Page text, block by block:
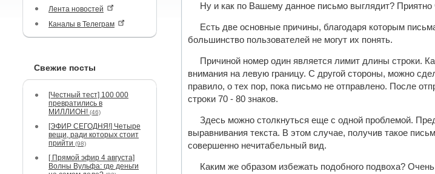
Лента новостей
Каналы в Телеграм
Свежие посты
[Честный тест] 100 000
превратились в
МИЛЛИОН! (46)
[ЭФИР СЕГОДНЯ!] Четыре
вещи, ради которых стоит
прийти (98)
[ Прямой эфир 4 августа]
Волны Вульфа: где деньги
Ну и как по Вашему данное письмо выглядит? Приятно
Есть две основные причины, благодаря которым
большинство пользователей не могут их понять.
Причиной номер один является лимит длины строки.
внимания на левую границу. С другой стороны, можно
правило, о тех пор, пока письмо не отправлено. После
строки 70 - 80 знаков.
Здесь можно столкнуться еще с одной проблемой.
выравнивания текста. В этом случае, получив такое
совершенно нечитабельный вид.
Каким же образом избежать подобного подвоха? Очень